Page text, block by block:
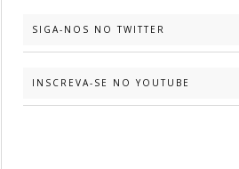
SIGA-NOS NO TWITTER
INSCREVA-SE NO YOUTUBE